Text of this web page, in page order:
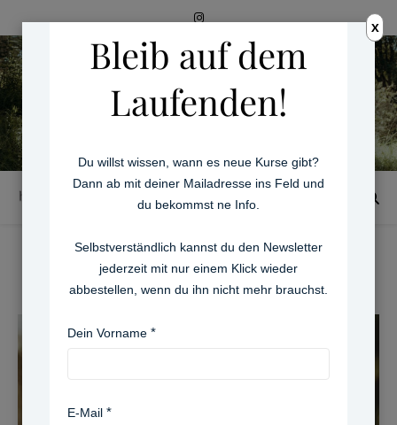
It’s all about Kraut…
X
Bleib auf dem
Laufenden!
Du willst wissen, wann es neue Kurse gibt?
Dann ab mit deiner Mailadresse ins Feld und
du bekommst ne Info.
Selbstverständlich kannst du den Newsletter
jederzeit mit nur einem Klick wieder
abbestellen, wenn du ihn nicht mehr brauchst.
Dein Vorname
E-Mail